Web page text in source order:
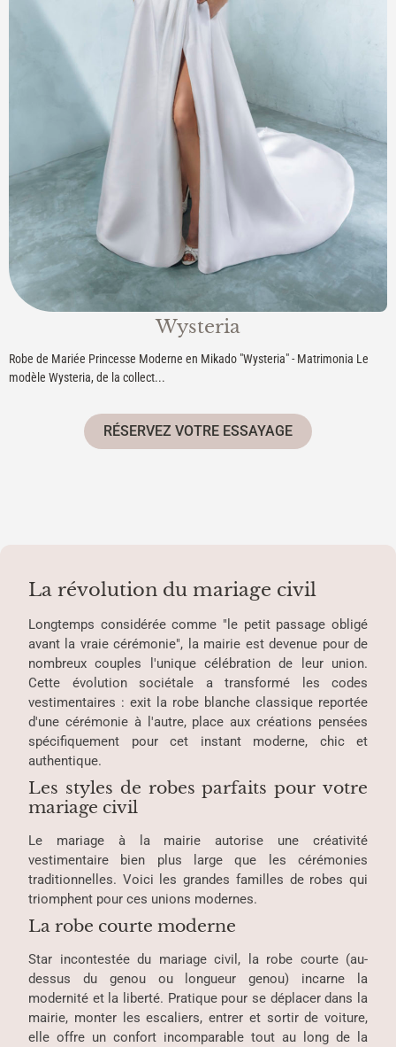
Wysteria
Robe de Mariée Princesse Moderne en Mikado "Wysteria" - Matrimonia Le
modèle Wysteria, de la collect...
RÉSERVEZ VOTRE ESSAYAGE
La révolution du mariage civil
Longtemps considérée comme "le petit passage obligé
avant la vraie cérémonie", la mairie est devenue pour de
nombreux couples l'unique célébration de leur union.
Cette évolution sociétale a transformé les codes
vestimentaires : exit la robe blanche classique reportée
d'une cérémonie à l'autre, place aux créations pensées
spécifiquement pour cet instant moderne, chic et
authentique.
Les styles de robes parfaits pour votre
mariage civil
Le mariage à la mairie autorise une créativité
vestimentaire bien plus large que les cérémonies
traditionnelles. Voici les grandes familles de robes qui
triomphent pour ces unions modernes.
La robe courte moderne
Star incontestée du mariage civil, la robe courte (au-
dessus du genou ou longueur genou) incarne la
modernité et la liberté. Pratique pour se déplacer dans la
mairie, monter les escaliers, entrer et sortir de voiture,
elle offre un confort incomparable tout au long de la